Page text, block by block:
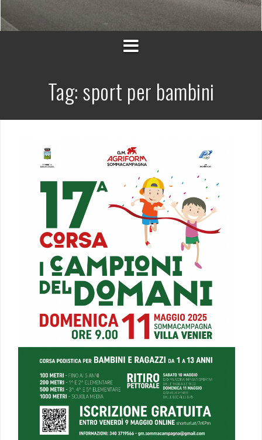
Tag:sport per bambini